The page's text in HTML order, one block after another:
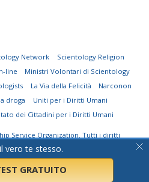
vero te stesso.
GRATUITO
Network
Scientology Religion
line
Ministri Volontari di Scientology
La Via della Felicità
Narconon
droga
Uniti per i Diritti Umani
dei Cittadini per i Diritti Umani
Service Organization. Tutti i diritti
Normativa sui Cookie
•